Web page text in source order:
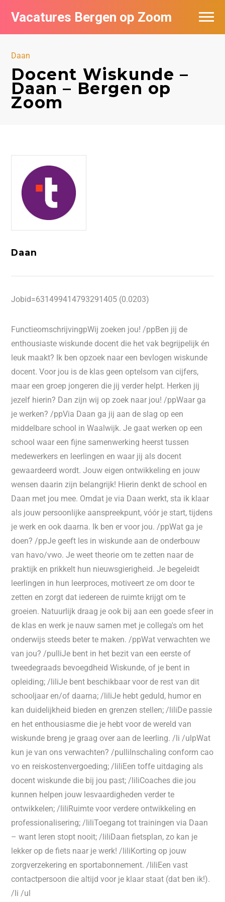
Vacatures Bergen op Zoom
Daan
Docent Wiskunde –
Daan – Bergen op
Zoom
Daan
Jobid=631499414793291405 (0.0203)
FunctieomschrijvingpWij zoeken jou! /ppBen jij de
enthousiaste wiskunde docent die het vak begrijpelijk én
leuk maakt? Ik ben opzoek naar een bevlogen wiskunde
docent. Voor jou is de klas geen optelsom van cijfers,
maar een groep jongeren die jij verder helpt. Herken jij
jezelf hierin? Dan zijn wij op zoek naar jou! /ppWaar ga
je werken? /ppVia Daan ga jij aan de slag op een
middelbare school in Waalwijk. Je gaat werken op een
school waar een fijne samenwerking heerst tussen
medewerkers en leerlingen en waar jij als docent
gewaardeerd wordt. Jouw eigen ontwikkeling en jouw
wensen daarin zijn belangrijk! Hierin denkt de school en
Daan met jou mee. Omdat je via Daan werkt, sta ik klaar
als jouw persoonlijke aanspreekpunt, vóór je start, tijdens
je werk en ook daarna. Ik ben er voor jou. /ppWat ga je
doen? /ppJe geeft les in wiskunde aan de onderbouw
van havo/vwo. Je weet theorie om te zetten naar de
praktijk en prikkelt hun nieuwsgierigheid. Je begeleidt
leerlingen in hun leerproces, motiveert ze om door te
zetten en zorgt dat iedereen de ruimte krijgt om te
groeien. Natuurlijk draag je ook bij aan een goede sfeer in
de klas en werk je nauw samen met je collega's om het
onderwijs steeds beter te maken. /ppWat verwachten we
van jou? /pulliJe bent in het bezit van een eerste of
tweedegraads bevoegdheid Wiskunde, of je bent in
opleiding; /liliJe bent beschikbaar voor de rest van dit
schooljaar en/of daarna; /liliJe hebt geduld, humor en
kan duidelijkheid bieden en grenzen stellen; /liliDe passie
en het enthousiasme die je hebt voor de wereld van
wiskunde breng je graag over aan de leerling. /li /ulpWat
kun je van ons verwachten? /pulliInschaling conform cao
vo en reiskostenvergoeding; /liliEen toffe uitdaging als
docent wiskunde die bij jou past; /liliCoaches die jou
kunnen helpen jouw lesvaardigheden verder te
ontwikkelen; /liliRuimte voor verdere ontwikkeling en
professionalisering; /liliToegang tot trainingen via Daan
– want leren stopt nooit; /liliDaan fietsplan, zo kan je
lekker op de fiets naar je werk! /liliKorting op jouw
zorgverzekering en sportabonnement. /liliEen vast
contactpersoon die altijd voor je klaar staat (dat ben ik!).
/li /ul
Vacatures per bedrijf
Zoom